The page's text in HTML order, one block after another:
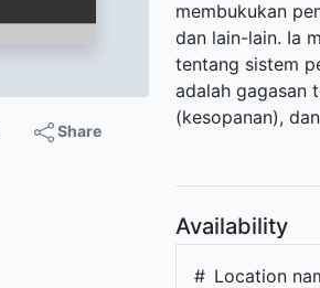
Share
membukukan
dan lain-lain. Ia
tentang sistem
adalah gagasan
(kesopanan),
Availability
# Location